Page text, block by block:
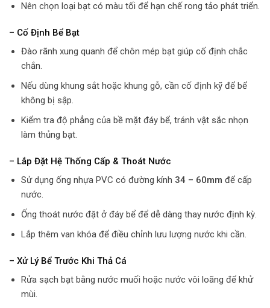
Nên chọn loại bạt có màu tối để hạn chế rong tảo phát triển.
– Cố Định Bể Bạt
Đào rãnh xung quanh để chôn mép bạt giúp cố định chắc
chắn.
Nếu dùng khung sắt hoặc khung gỗ, cần cố định kỹ để bể
không bị sập.
Kiểm tra độ phẳng của bề mặt đáy bể, tránh vật sắc nhọn
làm thủng bạt.
– Lắp Đặt Hệ Thống Cấp & Thoát Nước
Sử dụng ống nhựa PVC có đường kính 34 – 60mm để cấp
nước.
Ống thoát nước đặt ở đáy bể để dễ dàng thay nước định kỳ.
Lắp thêm van khóa để điều chỉnh lưu lượng nước khi cần.
– Xử Lý Bể Trước Khi Thả Cá
Rửa sạch bạt bằng nước muối hoặc nước vôi loãng để khử
mùi.